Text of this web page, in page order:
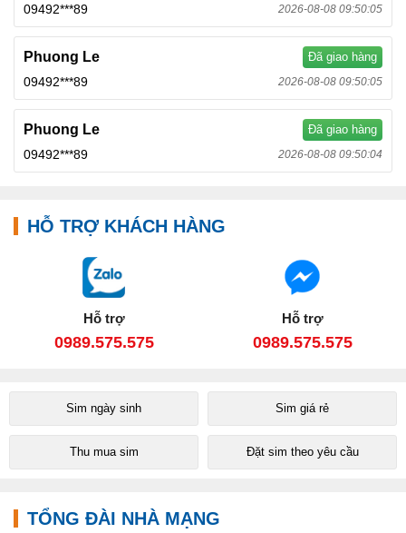
09492***89 2026-08-08 09:50:05
Phuong Le Đã giao hàng
09492***89 2026-08-08 09:50:05
Phuong Le Đã giao hàng
09492***89 2026-08-08 09:50:04
HỖ TRỢ KHÁCH HÀNG
Hỗ trợ
0989.575.575
Hỗ trợ
0989.575.575
Sim ngày sinh Sim giá rẻ
Thu mua sim Đặt sim theo yêu cầu
TỔNG ĐÀI NHÀ MẠNG